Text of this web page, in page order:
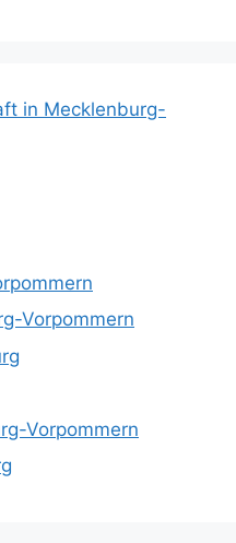
in Mecklenburg-
Vorpommern
Vorpommern